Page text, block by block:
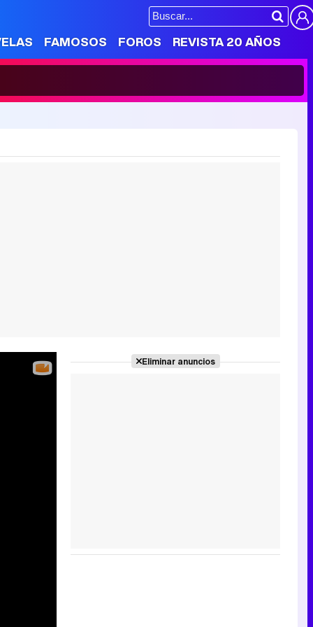
FAMOSOS FOROS REVISTA 20 AÑOS
Eliminar anuncios